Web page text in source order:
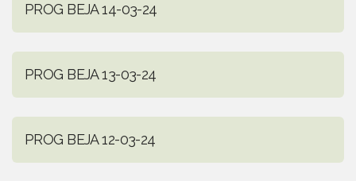
PROG BEJA 14-03-24
PROG BEJA 13-03-24
PROG BEJA 12-03-24